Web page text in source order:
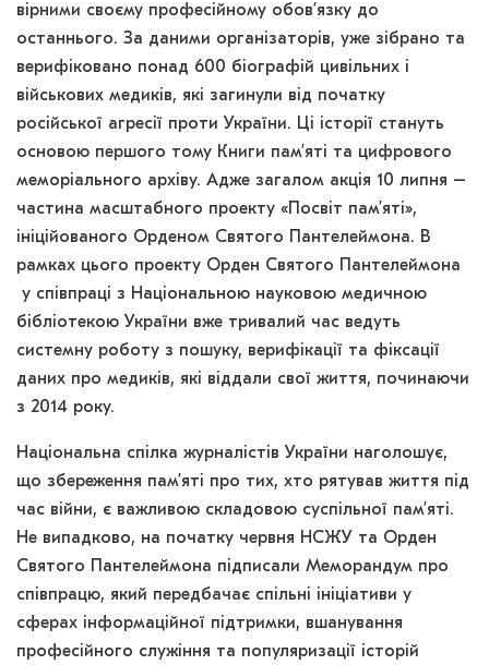
вірними своєму професійному обов’язку до
останнього. За даними організаторів, уже зібрано та
верифіковано понад 600 біографій цивільних і
військових медиків, які загинули від початку
російської агресії проти України. Ці історії стануть
основою першого тому Книги пам’яті та цифрового
меморіального архіву. Адже загалом акція 10 липня –
частина масштабного проекту «Посвіт пам’яті»,
ініційованого Орденом Святого Пантелеймона. В
рамках цього проекту Орден Святого Пантелеймона
у співпраці з Національною науковою медичною
бібліотекою України вже тривалий час ведуть
системну роботу з пошуку, верифікації та фіксації
даних про медиків, які віддали свої життя, починаючи
з 2014 року.
Національна спілка журналістів України наголошує,
що збереження пам’яті про тих, хто рятував життя під
час війни, є важливою складовою суспільної пам’яті.
Не випадково, на початку червня НСЖУ та Орден
Святого Пантелеймона підписали Меморандум про
співпрацю, який передбачає спільні ініціативи у
сферах інформаційної підтримки, вшанування
професійного служіння та популяризації історій